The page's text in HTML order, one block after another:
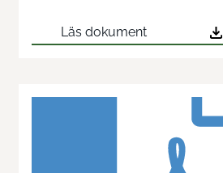
Läs dokument